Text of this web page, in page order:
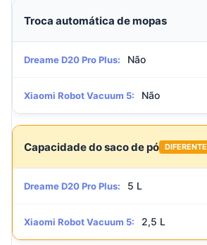
Troca automática de mopas
Dreame D20 Pro Plus: Não
Xiaomi Robot Vacuum 5: Não
Capacidade do saco de pó DIFERENTE
Dreame D20 Pro Plus: 5 L
Xiaomi Robot Vacuum 5: 2,5 L